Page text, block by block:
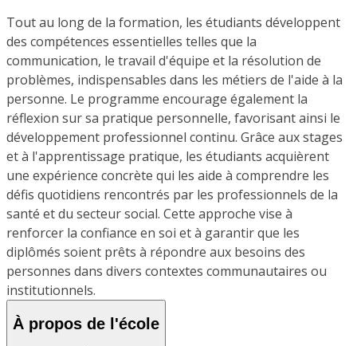
Tout au long de la formation, les étudiants développent
des compétences essentielles telles que la
communication, le travail d'équipe et la résolution de
problèmes, indispensables dans les métiers de l'aide à la
personne. Le programme encourage également la
réflexion sur sa pratique personnelle, favorisant ainsi le
développement professionnel continu. Grâce aux stages
et à l'apprentissage pratique, les étudiants acquièrent
une expérience concrète qui les aide à comprendre les
défis quotidiens rencontrés par les professionnels de la
santé et du secteur social. Cette approche vise à
renforcer la confiance en soi et à garantir que les
diplômés soient prêts à répondre aux besoins des
personnes dans divers contextes communautaires ou
institutionnels.
À propos de l'école